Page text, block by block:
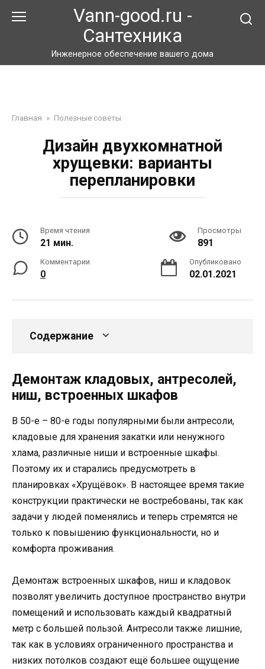
Vann-good.ru -
Сантехника
Инженерное обеспечение вашего дома
Главная » Полезные советы
Дизайн двухкомнатной
хрущевки: варианты
перепланировки
Время чтения
21 мин.
Просмотры
891
Комментарии
0
Опубликовано
02.01.2021
Содержание
Демонтаж кладовых, антресолей,
ниш, встроенных шкафов
В 50-е – 80-е годы популярными были антресоли,
кладовые для хранения закатки или ненужного
хлама, различные ниши и встроенные шкафы.
Поэтому их и старались предусмотреть в
планировках «Хрущёвок». В настоящее время такие
конструкции практически не востребованы, так как
задачи у людей поменялись и теперь стремятся не
только к повышению функциональности, но и
комфорта проживания.
Демонтаж встроенных шкафов, ниш и кладовок
позволят увеличить доступное пространство внутри
помещений и использовать каждый квадратный
метр с большей пользой. Антресоли также лишние,
так как в условиях ограниченного пространства и
низких потолков создают ещё большее ощущение